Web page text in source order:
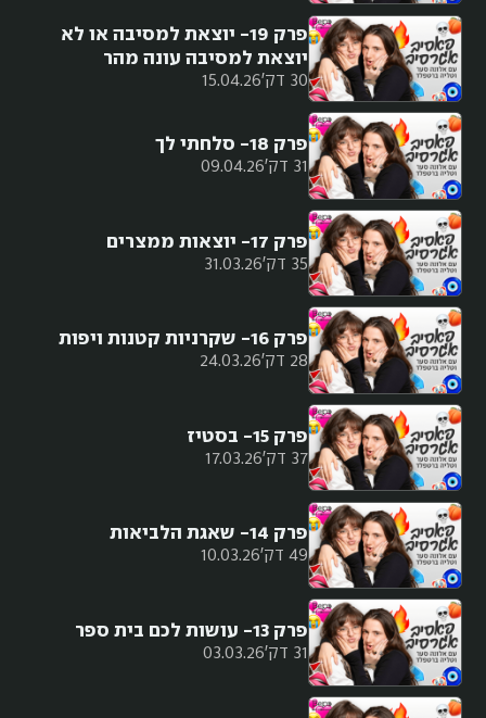
30 דק' 15.04.26
פרק 19- יוצאת למסיבה או לא
יוצאת למסיבה עונה מהר
31 דק' 09.04.26
פרק 18- סלחתי לך
35 דק' 31.03.26
פרק 17- יוצאות ממצרים
28 דק' 24.03.26
פרק 16- שקרניות קטנות ויפות
37 דק' 17.03.26
פרק 15- בסטיז
49 דק' 10.03.26
פרק 14- שאגת הלביאות
31 דק' 03.03.26
פרק 13- עושות לכם בית ספר